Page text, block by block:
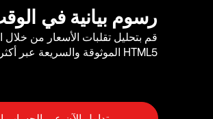
رسوم بيانية في
قم بتحليل تقلبات الأسعار من خلال
HTML5 الموثوقة والسريعة عبر أكثر من 25 مؤشر